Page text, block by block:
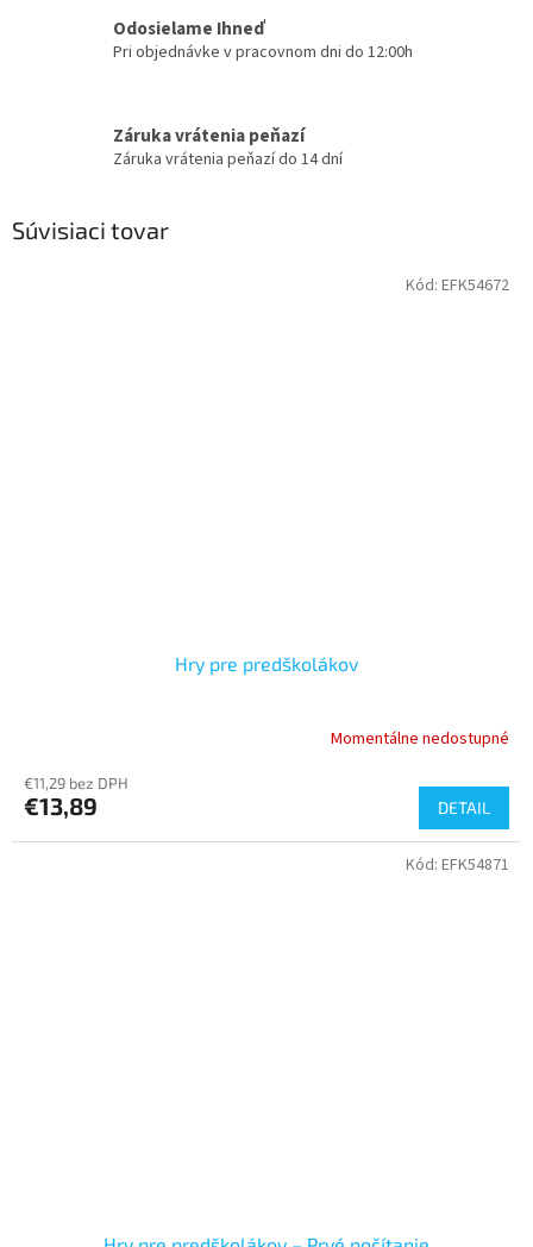
Odosielame Ihneď
Pri objednávke v pracovnom dni do 12:00h
Záruka vrátenia peňazí
Záruka vrátenia peňazí do 14 dní
Súvisiaci tovar
Hry pre predškolákov
Momentálne nedostupné
€11,29 bez DPH
€13,89 DETAIL
Kód: EFK54672
Kód: EFK54871